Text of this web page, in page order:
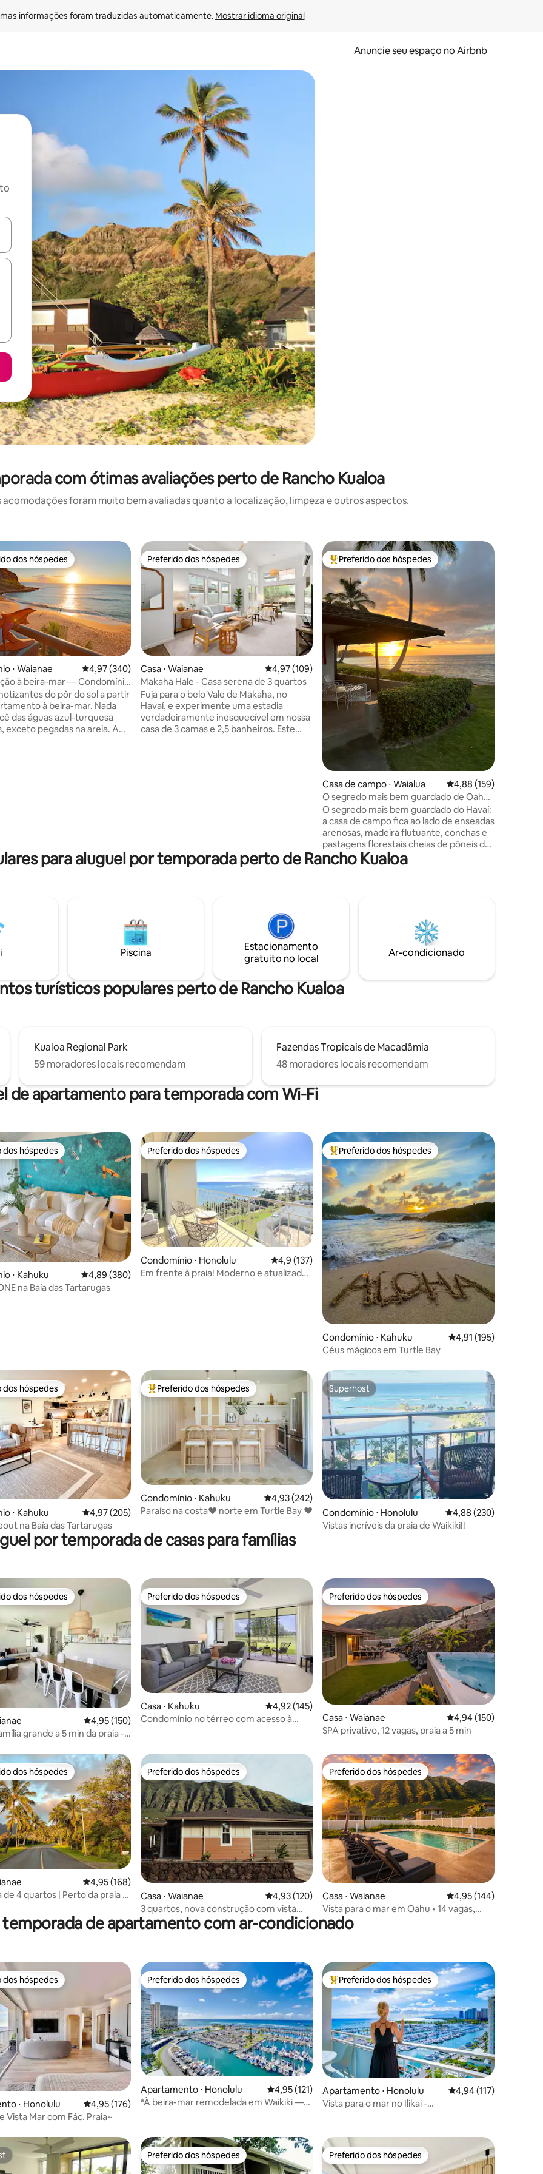
informações foram traduzidas automaticamente. Mostrar idioma original
Anuncie seu espaço no Airbnb
os usando as seta para cima e para baixo do teclado ou tocando e deslizando o dedo na tela.
com ótimas avaliações perto de Rancho Kualoa
acomodações foram muito bem avaliadas quanto a localização, limpeza e outros aspectos.
de 5, 123 avaliações
preferidos dos hóspedes
dos hóspedes
⋅ Waianae 4,97 de uma avaliação média de 5, 340 avaliações
4,97 (340)
à beira-mar — Condomínio
do pôr do sol a partir
à beira-mar. Nada
das águas azul-turquesa
pegadas na areia. A
vida para sempre.
Preferido dos hóspedes
Preferido dos hóspedes
Casa ⋅ Waianae 4,97 de uma avaliação média de 5, 109 avaliações
4,97 (109)
Makaha Hale - Casa serena de 3 quartos
Fuja para o belo Vale de Makaha, no
Havaí, e experimente uma estadia
verdadeiramente inesquecível em nossa
casa de 3 camas e 2,5 banheiros. Este
ilha. Sua viagem havaiana dos sonhos
está à sua espera!
Entre os melhores preferidos dos hóspedes
Preferido dos hóspedes
Casa de campo ⋅ Waialua 4,88 de uma avaliação
4,88 (159)
O segredo mais bem guardado de Oahu!
E TEMOS LICENÇA!!!
O segredo mais bem guardado do Havaí:
a casa de campo fica ao lado de enseadas
arenosas, madeira flutuante, conchas e
pastagens florestais cheias de pôneis de
polo. O oceano é excelente para
mergulho com snorkel e pesca; há duas
A Colônia tem uma bela piscina e um
grande gramado verde e uma quadra de
tênis. Temos TV e Wi-Fi. LICENÇA Nº
para aluguel por temporada perto de Rancho Kualoa
Piscina
Estacionamento
gratuito no local
Ar-condicionado
turísticos populares perto de Rancho Kualoa
Kualoa Regional Park
59 moradores locais recomendam
Fazendas Tropicais de Macadâmia
48 moradores locais recomendam
de apartamento para temporada com Wi-Fi
de 5, 398 avaliações
dos hóspedes
dos hóspedes
⋅ Kahuku 4,89 de uma avaliação média de 5, 380 avaliações
4,89 (380)
na Baía das Tartarugas
Preferido dos hóspedes
Preferido dos hóspedes
Condomínio ⋅ Honolulu 4,9 de uma avaliação média de 5, 137 avaliações
4,9 (137)
Em frente à praia! Moderno e atualizado
Entre os melhores preferidos dos hóspedes
Preferido dos hóspedes
Condomínio ⋅ Kahuku 4,91 de uma avaliação
4,91 (195)
Céus mágicos em Turtle Bay
de 5, 297 avaliações
dos hóspedes
dos hóspedes
⋅ Kahuku 4,97 de uma avaliação média de 5, 205 avaliações
4,97 (205)
na Baía das Tartarugas
Entre os melhores preferidos dos hóspedes
Preferido dos hóspedes
Condomínio ⋅ Kahuku 4,93 de uma avaliação média de 5, 242 avaliações
4,93 (242)
Paraíso na costa♥ norte em Turtle Bay ♥
Superhost
Superhost
Condomínio ⋅ Honolulu 4,88 de uma avaliação
4,88 (230)
Vistas incríveis da praia de Waikiki!!
por temporada de casas para famílias
de 5, 128 avaliações
preferidos dos hóspedes
dos hóspedes
4,95 de uma avaliação média de 5, 150 avaliações
4,95 (150)
grande a 5 min da praia -
Preferido dos hóspedes
Preferido dos hóspedes
Casa ⋅ Kahuku 4,92 de uma avaliação média de 5, 145 avaliações
4,92 (145)
Condomínio no térreo com acesso à
Preferido dos hóspedes
Preferido dos hóspedes
Casa ⋅ Waianae 4,94 de uma avaliação
4,94 (150)
SPA privativo, 12 vagas, praia a 5 min
de 5, 154 avaliações
preferidos dos hóspedes
dos hóspedes
4,95 de uma avaliação média de 5, 168 avaliações
4,95 (168)
de 4 quartos | Perto da praia |
Preferido dos hóspedes
Preferido dos hóspedes
Casa ⋅ Waianae 4,93 de uma avaliação média de 5, 120 avaliações
4,93 (120)
3 quartos, nova construção com vista
para a montanha, perto da praia
Preferido dos hóspedes
Preferido dos hóspedes
Casa ⋅ Waianae 4,95 de uma avaliação
4,95 (144)
Vista para o mar em Oahu • 14 vagas,
piscina, banheira de hidromassagem,
praia!
de apartamento com ar-condicionado
de 5, 241 avaliações
dos hóspedes
dos hóspedes
⋅ Honolulu 4,95 de uma avaliação média de 5, 176 avaliações
4,95 (176)
Vista Mar com Fác. Praia~
Preferido dos hóspedes
Preferido dos hóspedes
Apartamento ⋅ Honolulu 4,95 de uma avaliação média de 5, 121 avaliações
4,95 (121)
*À beira-mar remodelada em Waikiki —
Entre os melhores preferidos dos hóspedes
Preferido dos hóspedes
Apartamento ⋅ Honolulu 4,94 de uma avaliação
4,94 (117)
Vista para o mar no Ilikai -
Preferido dos hóspedes
Preferido dos hóspedes Preferido dos hóspedes
Preferido dos hóspedes